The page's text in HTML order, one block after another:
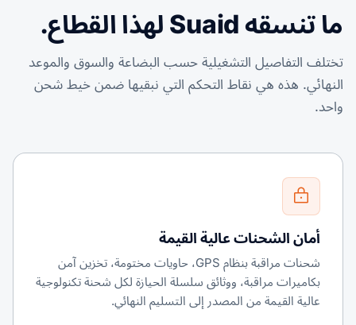
ما تنسقه Suaid لهذا القطاع.
تختلف التفاصيل التشغيلية حسب البضاعة والسوق والموعد
النهائي. هذه هي نقاط التحكم التي نبقيها ضمن خيط شحن
واحد.
أمان الشحنات عالية القيمة
شحنات مراقبة بنظام GPS، حاويات مختومة، تخزين آمن
بكاميرات مراقبة، ووثائق سلسلة الحيازة لكل شحنة تكنولوجية
عالية القيمة من المصدر إلى التسليم النهائي.